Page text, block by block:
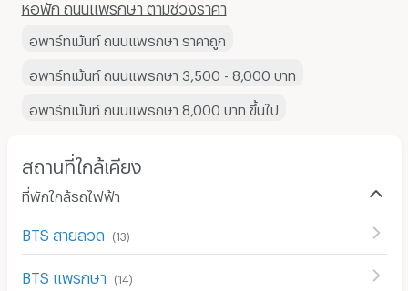
หอพัก ถนนแพรกษา ตามช่วงราคา
อพาร์ทเม้นท์ ถนนแพรกษา ราคาถูก
อพาร์ทเม้นท์ ถนนแพรกษา 3,500 - 8,000 บาท
อพาร์ทเม้นท์ ถนนแพรกษา 8,000 บาท ขึ้นไป
สถานที่ใกล้เคียง
ที่พักใกล้รถไฟฟ้า
BTS สายลวด (13)
BTS แพรกษา (14 )